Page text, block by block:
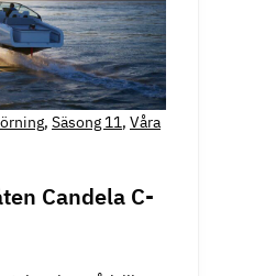
, Säsong 11, Våra
Candela C-